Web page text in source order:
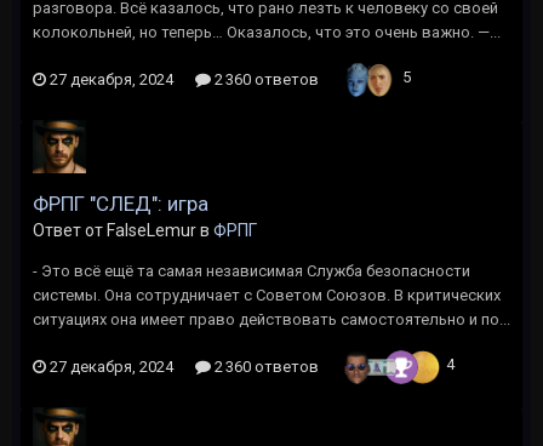
разговора. Всё казалось, что рано лезть к человеку со своей
колокольней, но теперь… Оказалось, что это очень важно. —...
27 декабря, 2024 2 360 ответов 5
ФРПГ "СЛЕД": игра
Ответ от FalseLemur в ФРПГ
- Это всё ещё та самая независимая Служба безопасности
системы. Она сотрудничает с Советом Союзов. В критических
ситуациях она имеет право действовать самостоятельно и по...
27 декабря, 2024 2 360 ответов 4